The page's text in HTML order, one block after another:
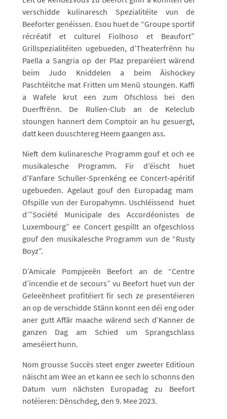
verschidde kulinaresch Spezialitéite vun de
Beeforter genéissen. Esou huet de “Groupe sportif
récréatif et culturel Fiolhoso et Beaufort”
Grillspezialitéiten ugebueden, d’Theaterfrënn hu
Paella a Sangria op der Plaz preparéiert wärend
beim Judo Kniddelen a beim Äishockey
Paschtéitche mat Fritten um Menü stoungen. Kaffi
a Wafele krut een zum Ofschloss bei den
Duerffrënn. De Rullen-Club an de Keleclub
stoungen hannert dem Comptoir an hu gesuergt,
datt keen duuschtereg Heem gaangen ass.
Nieft dem kulinaresche Programm gouf et och ee
musikalesche Programm. Fir d’éischt huet
d’Fanfare Schuller-Sprenkéng ee Concert-apéritif
ugebueden. Agelaut gouf den Europadag mam
Ofspille vun der Europahymn. Uschléissend huet
d’”Société Municipale des Accordéonistes de
Luxembourg” ee Concert gespillt an ofgeschloss
gouf den musikalesche Programm vun de “Rusty
Boyz”.
D’Amicale Pompjeeën Beefort an de “Centre
d’incendie et de secours” vu Beefort huet vun der
Geleeënheet profitéiert fir sech ze presentéieren
an op de verschidde Stänn konnt een déi eng oder
aner gutt Affär maache wärend sech d’Kanner de
ganzen Dag am Schied um Sprangschlass
ameséiert hunn.
Nom grousse Succès steet enger zweeter Editioun
näischt am Wee an et kann ee sech lo schonns den
Datum vum nächsten Europadag zu Beefort
notéieren: Dënschdeg, den 9. Mee 2023.